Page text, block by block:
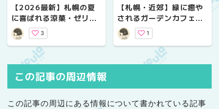
【2026最新】札幌の夏
に喜ばれる涼菓・ゼリ
ー・水ようかん6選！｜
帰省や挨拶にぴったりの
手土産ギフト
3
【札幌・近郊】緑に癒や
されるガーデンカフェ5
選！美しいお庭と森に囲
まれた隠れ家
1
この記事の周辺情報
この記事の周辺にある情報について書かれている記事